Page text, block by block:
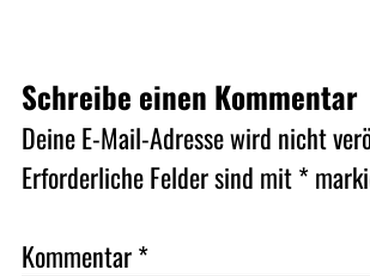
Schreibe einen Kommentar
Deine E-Mail-Adresse wird nicht
Erforderliche Felder sind mit*
Kommentar*